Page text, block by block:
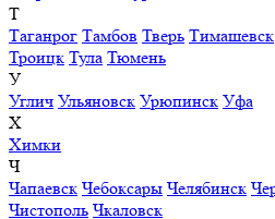
Т
Таганрог Тамбов Тверь Тимашевск
Троицк Тула Тюмень
У
Углич Ульяновск Урюпинск Уфа
Х
Химки
Ч
Чапаевск Чебоксары Челябинск
Чистополь Чкаловск